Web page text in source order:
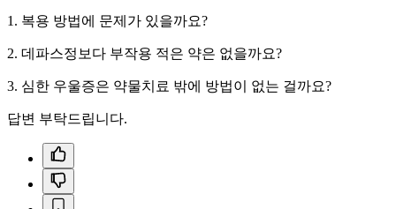
1. 복용 방법에 문제가 있을까요?
2. 데파스정보다 부작용 적은 약은 없을까요?
3. 심한 우울증은 약물치료 밖에 방법이 없는 걸까요?
답변 부탁드립니다.